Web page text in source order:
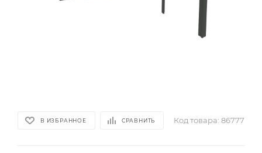
В ИЗБРАННОЕ СРАВНИТЬ Код товара: 86777